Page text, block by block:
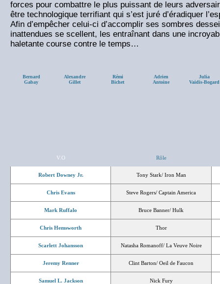
forces pour combattre le plus puissant de leurs
être technologique terrifiant qui s’est juré d’éradiquer
Afin d’empêcher celui-ci d’accomplir ses sombres
inattendues se scellent, les entraînant dans une
haletante course contre le temps…
Bernard
Gabay
Alexandre
Gillet
Rémi
Bichet
Adrien
Antoine
Julia
Vaidis-Bogard
V.O Rôle
Robert Downey Jr. Tony Stark/ Iron Man
Chris Evans Steve Rogers/ Captain America
Mark Ruffalo Bruce Banner/ Hulk
Chris Hemsworth Thor
Scarlett Johansson Natasha Romanoff/ La Veuve Noire
Jeremy Renner Clint Barton/ Oeil de Faucon
Samuel L. Jackson Nick Fury